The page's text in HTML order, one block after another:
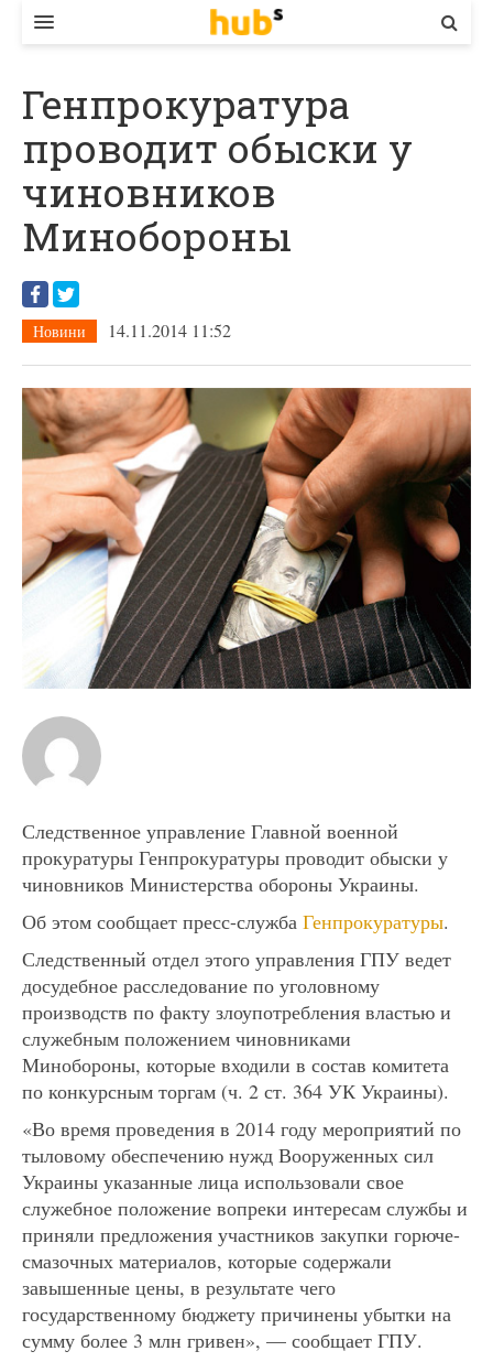
ЕКОНОМІКА
БІЗНЕС
СТАРТЕР
КОНТАКТИ
Генпрокуратура
проводит обыски у
чиновников
Минобороны
Новини 14.11.2014 11:52
Следственное управление Главной военной
прокуратуры Генпрокуратуры проводит обыски у
чиновников Министерства обороны Украины.
Об этом сообщает пресс-служба Генпрокуратуры.
Следственный отдел этого управления ГПУ ведет
досудебное расследование по уголовному
производств по факту злоупотребления властью и
служебным положением чиновниками
Минобороны, которые входили в состав комитета
по конкурсным торгам (ч. 2 ст. 364 УК Украины).
«Во время проведения в 2014 году мероприятий по
тыловому обеспечению нужд Вооруженных сил
Украины указанные лица использовали свое
служебное положение вопреки интересам службы и
приняли предложения участников закупки горюче-
смазочных материалов, которые содержали
завышенные цены, в результате чего
государственному бюджету причинены убытки на
сумму более 3 млн гривен», — сообщает ГПУ.